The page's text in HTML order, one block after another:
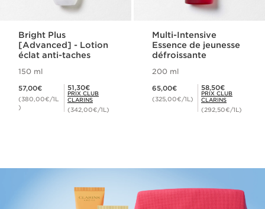
Bright Plus
[Advanced] - Lotion
éclat anti-taches
150 ml
57,00€
(380,00€/1L
)
Prix Club Clarins 51,30€
51,30€
PRIX CLUB
CLARINS
(342,00€/1L)
Multi-Intensive
Essence de jeunesse
défroissante
200 ml
65,00€
(325,00€/1L)
Prix Club Clarins 58,50€
58,50€
PRIX CLUB
CLARINS
(292,50€/1L)